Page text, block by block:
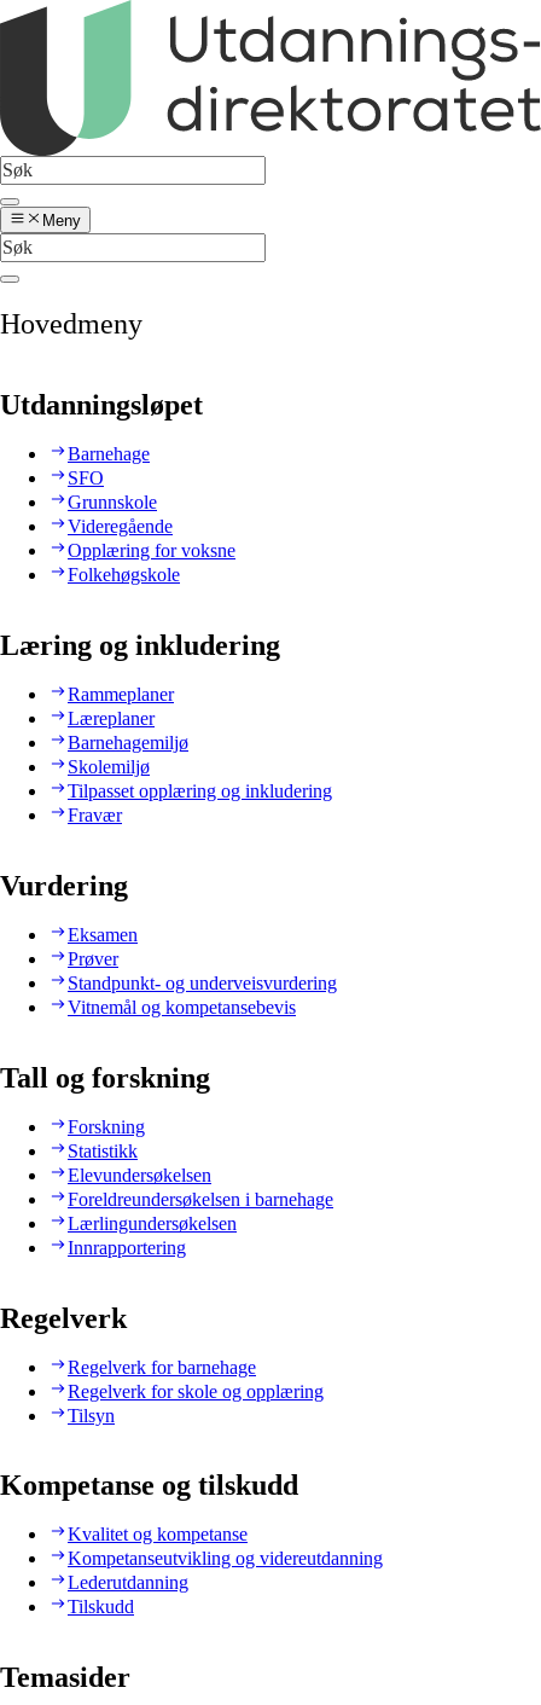
Meny
Hovedmeny
Utdanningsløpet
Barnehage
SFO
Grunnskole
Videregående
Opplæring for voksne
Folkehøgskole
Læring og inkludering
Rammeplaner
Læreplaner
Barnehagemiljø
Skolemiljø
Tilpasset opplæring og inkludering
Fravær
Vurdering
Eksamen
Prøver
Standpunkt- og underveisvurdering
Vitnemål og kompetansebevis
Tall og forskning
Forskning
Statistikk
Elevundersøkelsen
Foreldreundersøkelsen i barnehage
Lærlingundersøkelsen
Innrapportering
Regelverk
Regelverk for barnehage
Regelverk for skole og opplæring
Tilsyn
Kompetanse og tilskudd
Kvalitet og kompetanse
Kompetanseutvikling og videreutdanning
Lederutdanning
Tilskudd
Temasider